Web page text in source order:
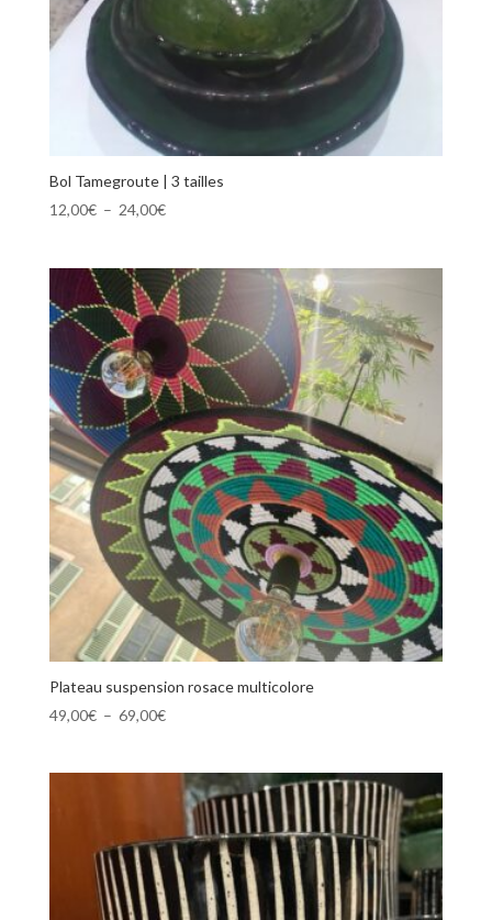
Bol Tamegroute | 3 tailles
12,00€ – 24,00€Plage
12,00€
à
24,00€
Plateau suspension rosace multicolore
49,00€ – 69,00€Plage
49,00€
69,00€